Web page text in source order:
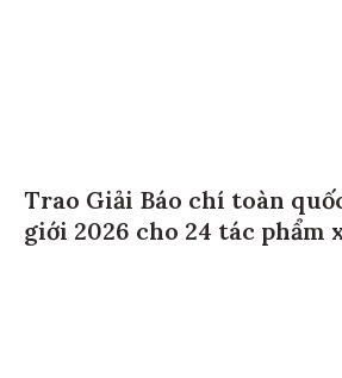
Trao Giải Báo chí toàn
giới 2026 cho 24 tác phẩm